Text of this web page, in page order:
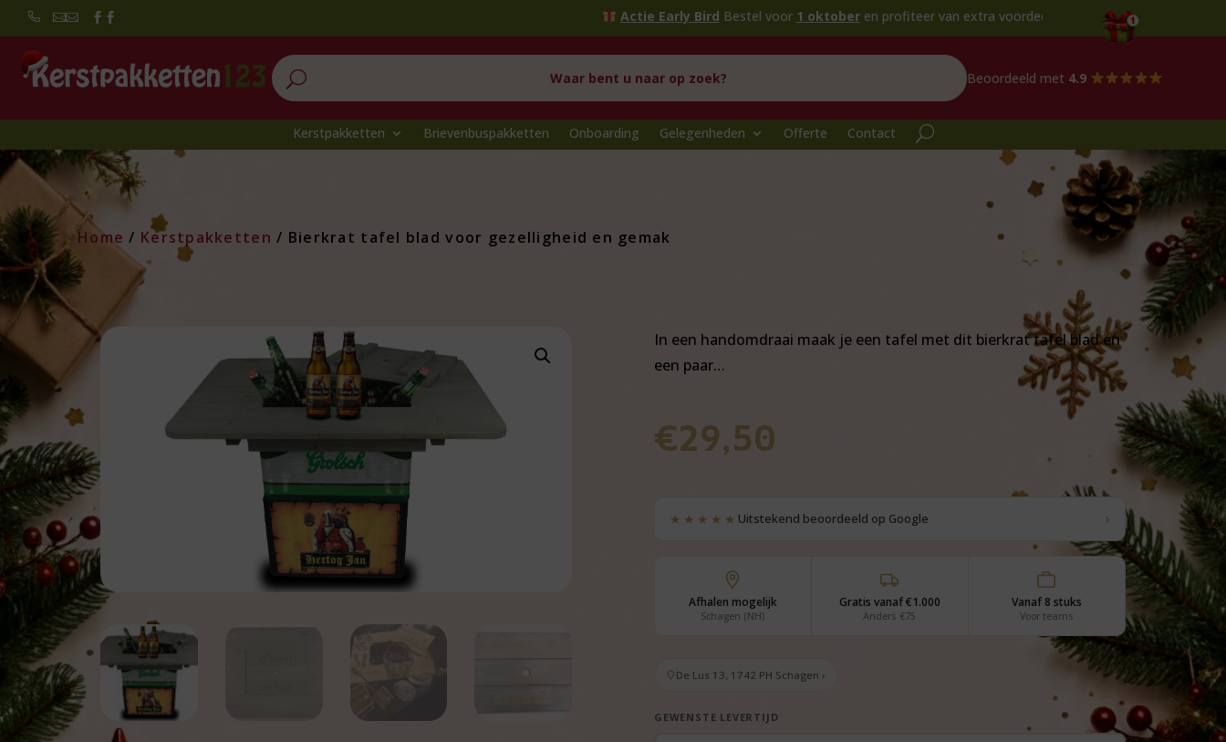
  Actie Early BirdBestel voor1 oktober en profiteer van extra voordeel!
U Beoordeeld met 4.9
Kerstpakketten Brievenbuspakketten Onboarding Gelegenheden Offerte Contact
Home / Kerstpakketten / Bierkrat tafel blad voor gezelligheid en gemak
In een handomdraai maak je een tafel met dit bierkrat tafel blad en
een paar…
€29,50
★★★★★ Uitstekend beoordeeld op Google ›
Afhalen mogelijk
Schagen (NH)
Gratis vanaf €1.000
Anders €75
Vanaf 8 stuks
Voor teams
De Lus 13, 1742 PH Schagen ›
GEWENSTE LEVERTIJD